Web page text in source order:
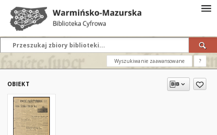
Wyszukiwanie zaawansowane ?
OBIEKT